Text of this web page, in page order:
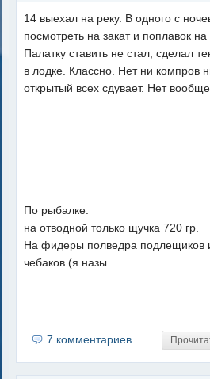
14 выехал на реку. В одного с
посмотреть на закат и поплавок на
Палатку ставить не стал, сделал
в лодке. Классно. Нет ни компров
открытый всех сдувает. Нет
По рыбалке:
на отводной только щучка 720 гр.
На фидеры полведра подлещиков
чебаков (я назы...
7 комментариев